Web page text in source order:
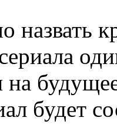
назвать
на
будет